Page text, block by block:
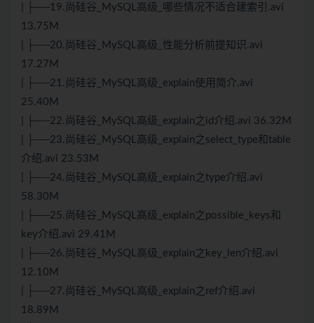
| ├──19.尚硅谷_MySQL高级_哪些情况不适合建索引.avi
13.75M
| ├──20.尚硅谷_MySQL高级_性能分析前提知识.avi
17.27M
| ├──21.尚硅谷_MySQL高级_explain使用简介.avi
25.40M
| ├──22.尚硅谷_MySQL高级_explain之id介绍.avi 36.32M
| ├──23.尚硅谷_MySQL高级_explain之select_type和table
介绍.avi 23.53M
| ├──24.尚硅谷_MySQL高级_explain之type介绍.avi
58.30M
| ├──25.尚硅谷_MySQL高级_explain之possible_keys和
key介绍.avi 29.41M
| ├──26.尚硅谷_MySQL高级_explain之key_len介绍.avi
12.10M
| ├──27.尚硅谷_MySQL高级_explain之ref介绍.avi
18.89M